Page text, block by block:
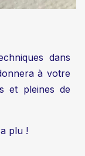
dans
à votre
et pleines de
plu !